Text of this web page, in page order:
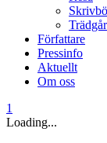
Författare
Pressinfo
Aktuellt
Om oss
1
Loading...